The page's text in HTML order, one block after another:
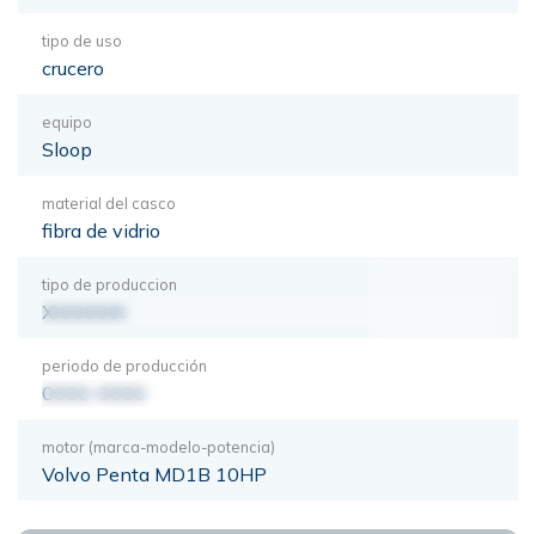
tipo de uso
crucero
equipo
Sloop
material del casco
fibra de vidrio
tipo de produccion
XXXXXXX
periodo de producción
0000-0000
motor (marca-modelo-potencia)
Volvo Penta MD1B 10HP